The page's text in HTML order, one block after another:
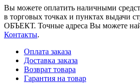
Вы можете оплатить наличными
в торговых точках и пунктах выдачи
ОБЪЕКТ. Точные адреса Вы можете
Контакты.
Оплата заказа
Доставка заказа
Возврат товара
Гарантия на товар